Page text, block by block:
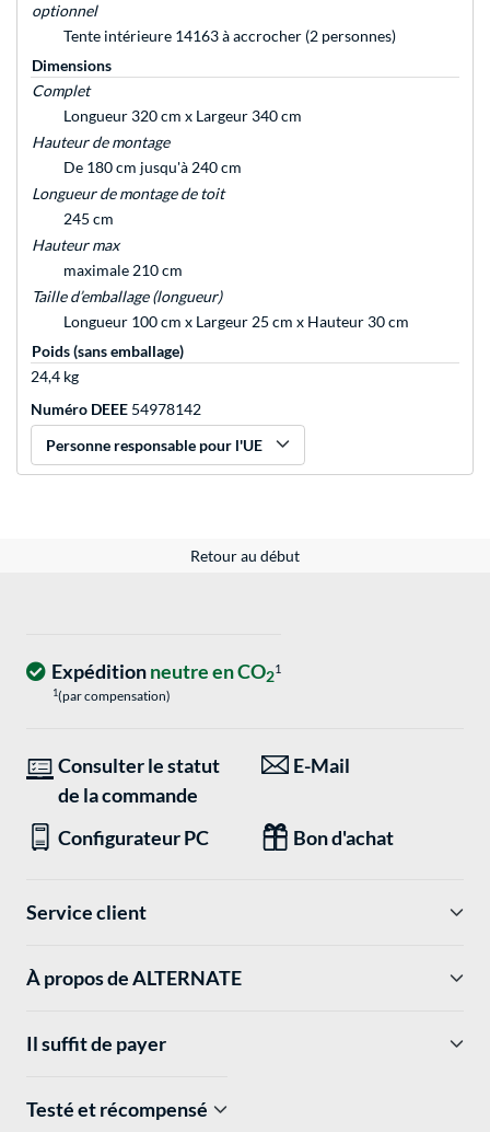
optionnel
Tente intérieure 14163 à accrocher (2 personnes)
Dimensions
Complet
Longueur 320 cm x Largeur 340 cm
Hauteur de montage
De 180 cm jusqu'à 240 cm
Longueur de montage de toit
245 cm
Hauteur max
maximale 210 cm
Taille d’emballage (longueur)
Longueur 100 cm x Largeur 25 cm x Hauteur 30 cm
Poids (sans emballage)
24,4 kg
Numéro DEEE 54978142
Personne responsable pour l'UE
Retour au début
Expéditionneutre en CO21
1(par compensation)
Consulter le statut
de la commande
E-Mail
Configurateur PC Bon d'achat
Service client
À propos de ALTERNATE
Il suffit de payer
Testé et récompensé